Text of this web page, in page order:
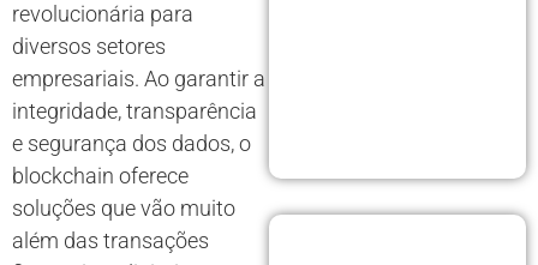
revolucionária para
diversos setores
empresariais. Ao garantir a
integridade, transparência
e segurança dos dados, o
blockchain oferece
soluções que vão muito
além das transações